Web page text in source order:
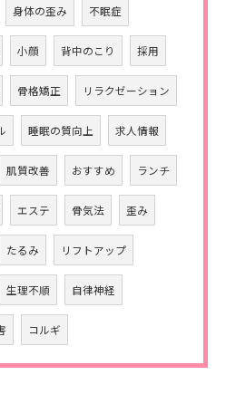
身体の歪み 不眠症
小顔 背中のこり 採用
骨格矯正 リラクゼーション
睡眠の質向上 求人情報
肌質改善 おすすめ ランチ
エステ 骨気法 歪み
たるみ リフトアップ
生理不順 自律神経
コルギ